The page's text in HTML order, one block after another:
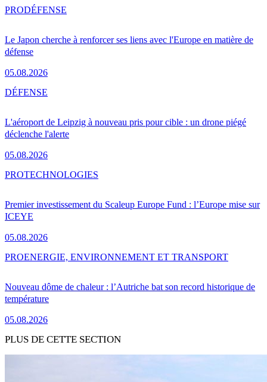
Le Japon cherche à renforcer ses liens avec l'Europe en matière de
défense
05.08.2026
PRODÉFENSE
L'aéroport de Leipzig à nouveau pris pour cible : un drone piégé
déclenche l'alerte
05.08.2026
DÉFENSE
Premier investissement du Scaleup Europe Fund : l’Europe mise sur
ICEYE
05.08.2026
PROTECHNOLOGIES
Nouveau dôme de chaleur : l’Autriche bat son record historique de
température
05.08.2026
PROENERGIE, ENVIRONNEMENT ET TRANSPORT
PLUS DE CETTE SECTION